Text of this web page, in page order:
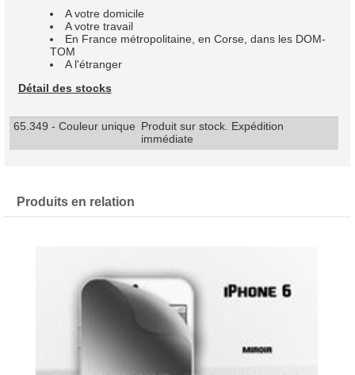
A votre domicile
A votre travail
En France métropolitaine, en Corse, dans les DOM-
TOM
A l'étranger
Détail des stocks
65.349 - Couleur unique Produit sur stock. Expédition
immédiate
Produits en relation